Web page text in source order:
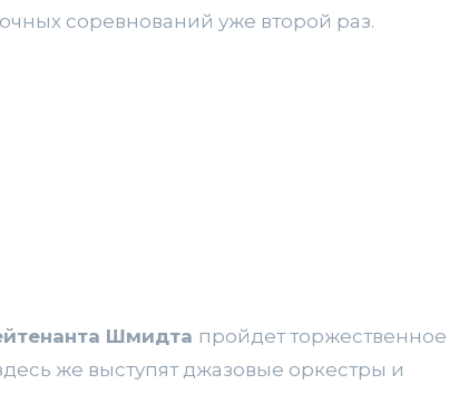
соревнований уже второй раз.
Шмидта пройдет торжественное
же выступят джазовые оркестры и